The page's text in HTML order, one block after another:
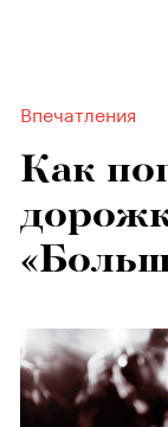
Впечатления
Как